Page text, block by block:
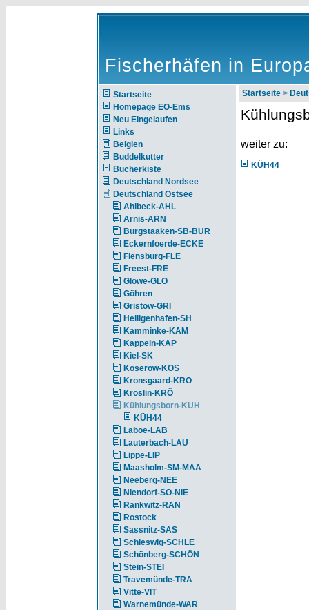
Fischerhäfen in
Startseite
Homepage EO-Ems
Neu Eingelaufen
Links
Belgien
Buddelkutter
Bücherkiste
Deutschland Nordsee
Deutschland Ostsee
Ahlbeck-AHL
Arnis-ARN
Burgstaaken-SB-BUR
Eckernfoerde-ECKE
Flensburg-FLE
Freest-FRE
Glowe-GLO
Göhren
Gristow-GRI
Heiligenhafen-SH
Kamminke-KAM
Kappeln-KAP
Kiel-SK
Koserow-KOS
Kronsgaard-KRO
Kröslin-KRÖ
Kühlungsborn-KÜH
KÜH44
Laboe-LAB
Lauterbach-LAU
Lippe-LIP
Maasholm-SM-MAA
Neeberg-NEE
Niendorf-SO-NIE
Rankwitz-RAN
Rostock
Sassnitz-SAS
Schleswig-SCHLE
Schönberg-SCHÖN
Stein-STEI
Travemünde-TRA
Vitte-VIT
Warnemünde-WAR
Startseite >
weiter zu:
KÜH44